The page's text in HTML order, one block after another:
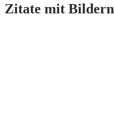
Zitate mit Bildern